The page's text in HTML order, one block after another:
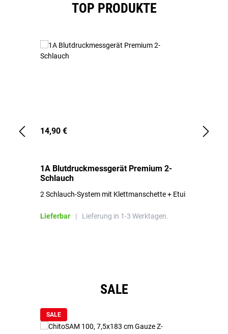
TOP PRODUKTE
14,90 €
1A Blutdruckmessgerät Premium 2-
Schlauch
2 Schlauch-System mit Klettmanschette + Etui
Lieferbar | Lieferung in 1-3 Werktagen.
SALE
SALE